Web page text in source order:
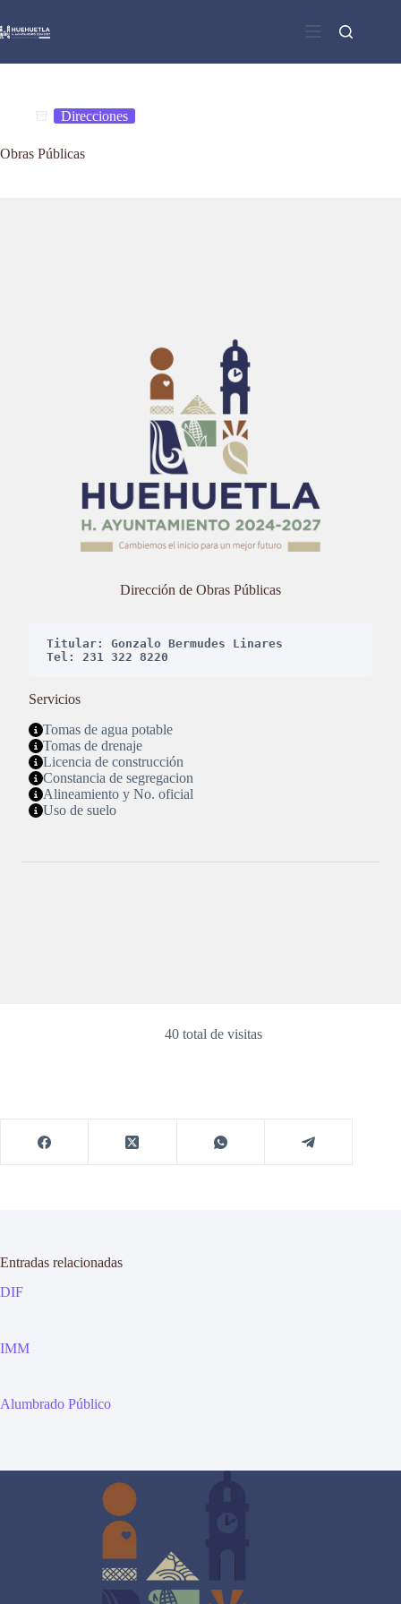
al
contenido
Direcciones
Obras Públicas
Dirección de Obras Públicas
Titular: Gonzalo Bermudes Linares
Tel: 231 322 8220
Servicios
Tomas de agua potable
Tomas de drenaje
Licencia de construcción
Constancia de segregacion
Alineamiento y No. oficial
Uso de suelo
40 total de visitas
Entradas relacionadas
DIF
IMM
Alumbrado Público